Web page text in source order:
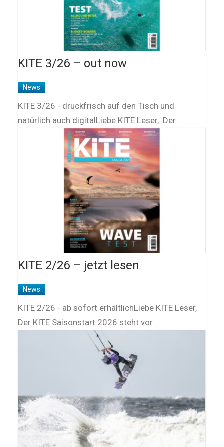
KITE 3/26 – out now
News
KITE 3/26 - druckfrisch auf den Tisch und
natürlich auch digitalLiebe KITE Leser, Der…
KITE 2/26 – jetzt lesen
News
KITE 2/26 - ab sofort erhältlichLiebe KITE Leser,
Der KITE Saisonstart 2026 steht vor…